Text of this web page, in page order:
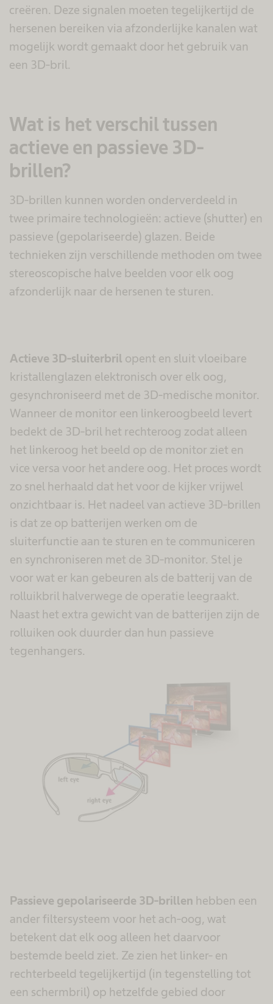
creëren. Deze signalen moeten tegelijkertijd de
hersenen bereiken via afzonderlijke kanalen wat
mogelijk wordt gemaakt door het gebruik van
een 3D-bril.
Wat is het verschil tussen
actieve en passieve 3D-
brillen?
3D-brillen kunnen worden onderverdeeld in
twee primaire technologieën: actieve (shutter) en
passieve (gepolariseerde) glazen. Beide
technieken zijn verschillende methoden om twee
stereoscopische halve beelden voor elk oog
afzonderlijk naar de hersenen te sturen.
Actieve 3D-sluiterbril opent en sluit vloeibare
kristallenglazen elektronisch over elk oog,
gesynchroniseerd met de 3D-medische monitor.
Wanneer de monitor een linkeroogbeeld levert
bedekt de 3D-bril het rechteroog zodat alleen
het linkeroog het beeld op de monitor ziet en
vice versa voor het andere oog. Het proces wordt
zo snel herhaald dat het voor de kijker vrijwel
onzichtbaar is. Het nadeel van actieve 3D-brillen
is dat ze op batterijen werken om de
sluiterfunctie aan te sturen en te communiceren
en synchroniseren met de 3D-monitor. Stel je
voor wat er kan gebeuren als de batterij van de
rolluikbril halverwege de operatie leegraakt.
Naast het extra gewicht van de batterijen zijn de
rolluiken ook duurder dan hun passieve
tegenhangers.
Passieve gepolariseerde 3D-brillen hebben een
ander filtersysteem voor het ach-oog, wat
betekent dat elk oog alleen het daarvoor
bestemde beeld ziet. Ze zien het linker- en
rechterbeeld tegelijkertijd (in tegenstelling tot
een schermbril) op hetzelfde gebied door